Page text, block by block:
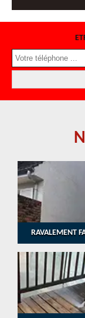
RAVALEMENT